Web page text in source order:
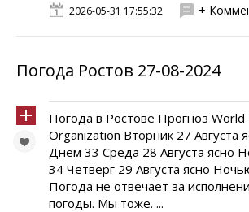
2026-05-31 17:55:32 +
Погода Ростов 27-08-2024
Погода в Ростове Прогноз
Organization Вторник 27 Августа
Днем 33 Среда 28 Августа ясно
34 Четверг 29 Августа ясно
Погода не отвечает за
погоды. Мы тоже. ...